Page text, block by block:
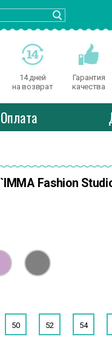
14 дней
на возврат
Гарантия
качества
Оплата
Fashion
50 52 54